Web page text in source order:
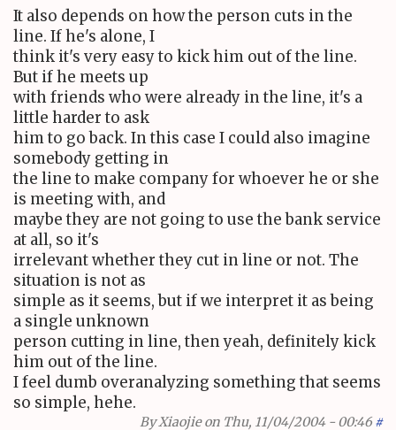
It also depends on how the person cuts in the
line. If he's alone, I
think it's very easy to kick him out of the line.
But if he meets up
with friends who were already in the line, it's a
little harder to ask
him to go back. In this case I could also imagine
somebody getting in
the line to make company for whoever he or she
is meeting with, and
maybe they are not going to use the bank service
at all, so it's
irrelevant whether they cut in line or not. The
situation is not as
simple as it seems, but if we interpret it as being
a single unknown
person cutting in line, then yeah, definitely kick
him out of the line.
I feel dumb overanalyzing something that seems
so simple, hehe.
ByXiaojieon Thu, 11/04/2004 - 00:46 #